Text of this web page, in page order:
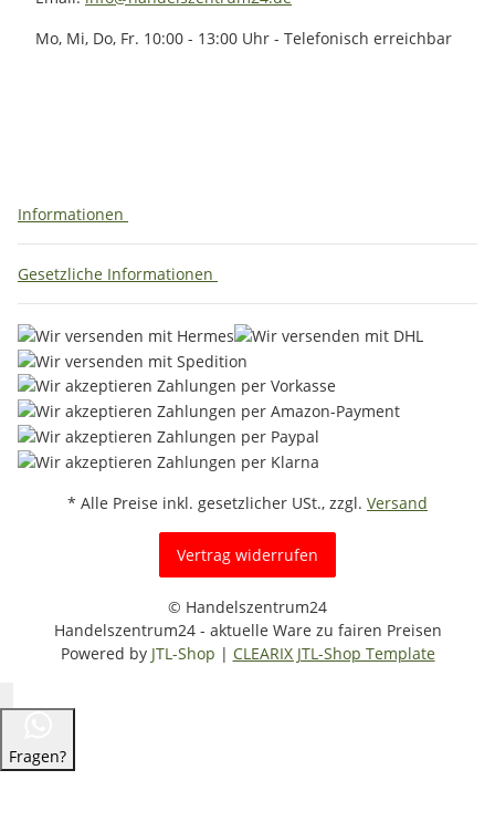
Mo, Mi, Do, Fr. 10:00 - 13:00 Uhr - Telefonisch erreichbar
Informationen
Gesetzliche Informationen
* Alle Preise inkl. gesetzlicher USt., zzgl. Versand
Vertrag widerrufen
© Handelszentrum24
Handelszentrum24 - aktuelle Ware zu fairen Preisen
Powered by JTL-Shop | CLEARIX JTL-Shop Template
Fragen?